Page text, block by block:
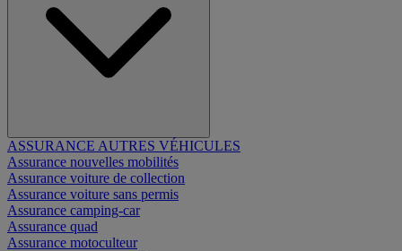
ASSURANCE AUTRES VÉHICULES
Assurance nouvelles mobilités
Assurance voiture de collection
Assurance voiture sans permis
Assurance camping-car
Assurance quad
Assurance motoculteur